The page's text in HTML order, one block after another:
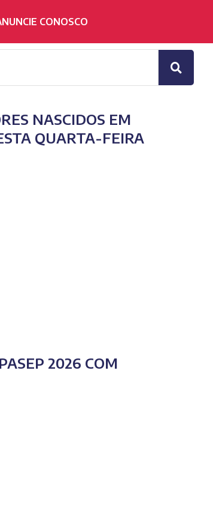
CONOSCO
NASCIDOS EM
QUARTA-FEIRA
2026 COM